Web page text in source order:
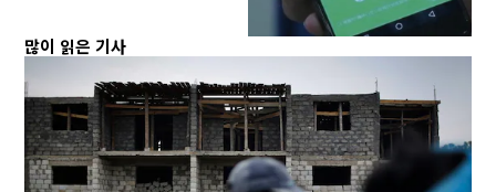
많이 읽은 기사